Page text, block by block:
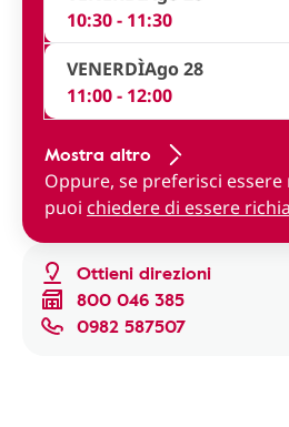
Ottieni direzioni
800 046 385
0982 587507
10:30 - 11:30
VENERDÌAgo 28
11:00 - 12:00
Mostra altro
Oppure, se preferisci
puoi chiedere di essere